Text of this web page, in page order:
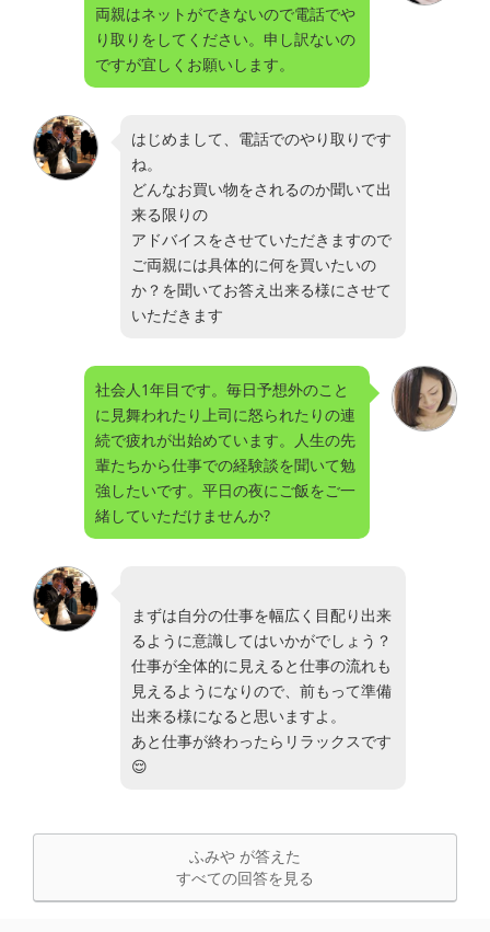
両親はネットができないので電話でや
り取りをしてください。申し訳ないの
ですが宜しくお願いします。
はじめまして、電話でのやり取りです
ね。
どんなお買い物をされるのか聞いて出
来る限りの
アドバイスをさせていただきますので
ご両親には具体的に何を買いたいの
か？を聞いてお答え出来る様にさせて
いただきます
社会人1年目です。毎日予想外のこと
に見舞われたり上司に怒られたりの連
続で疲れが出始めています。人生の先
輩たちから仕事での経験談を聞いて勉
強したいです。平日の夜にご飯をご一
緒していただけませんか?
まずは自分の仕事を幅広く目配り出来
るように意識してはいかがでしょう？
仕事が全体的に見えると仕事の流れも
見えるようになりので、前もって準備
出来る様になると思いますよ。
あと仕事が終わったらリラックスです
😌
ふみや が答えた
すべての回答を見る